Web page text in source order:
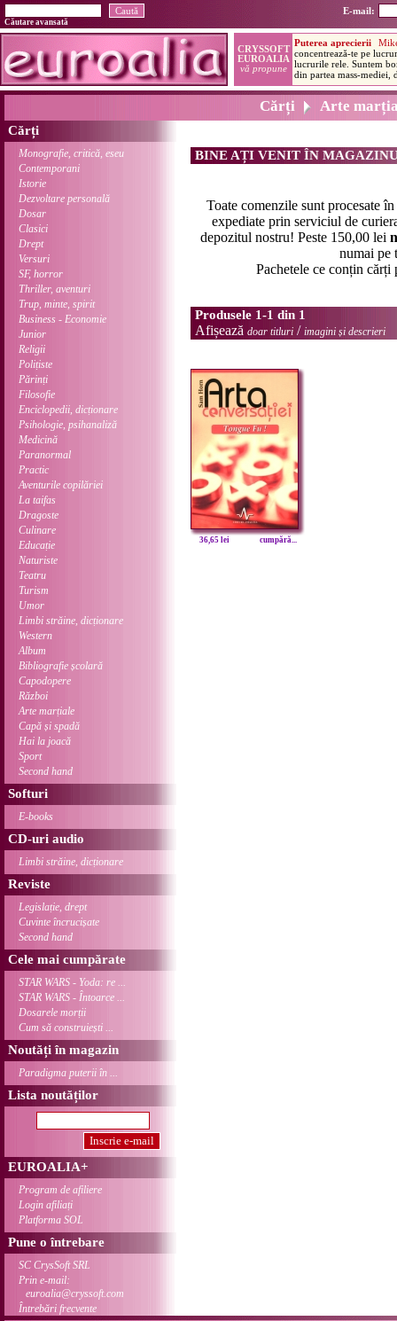
E-mail:
Căutare avansată
Cărți Arte
Cărți
Monografie, critică, eseu
Contemporani
Istorie
Dezvoltare personală
Dosar
Clasici
Drept
Versuri
SF, horror
Thriller, aventuri
Trup, minte, spirit
Business - Economie
Junior
Religii
Polițiste
Părinți
Filosofie
Enciclopedii, dicționare
Psihologie, psihanaliză
Medicină
Paranormal
Practic
Aventurile copilăriei
La taifas
Dragoste
Culinare
Educație
Naturiste
Teatru
Turism
Umor
Limbi străine, dicționare
Western
Album
Bibliografie școlară
Capodopere
Război
Arte marțiale
Capă și spadă
Hai la joacă
Sport
Second hand
Softuri
E-books
CD-uri audio
Limbi străine, dicționare
Reviste
Legislație, drept
Cuvinte încrucișate
Second hand
Cele mai cumpărate
STAR WARS - Yoda: re ...
STAR WARS - Întoarce ...
Dosarele morții
Cum să construiești ...
Noutăți în magazin
Paradigma puterii în ...
Lista noutăților
EUROALIA+
Program de afiliere
Login afiliați
Platforma SOL
Pune o întrebare
SC CrysSoft SRL
Prin e-mail:
euroalia@cryssoft.com
Întrebări frecvente
BINE AȚI VENIT ÎN
Toate comenzile sunt procesate în
expediate prin serviciul de
depozitul nostru! Peste 150,00 lei
numai pe
Pachetele ce conțin cărți
Produsele 1-1 din 1
Afișează doar titluri / imagini și descrieri
36,65 lei cumpără...